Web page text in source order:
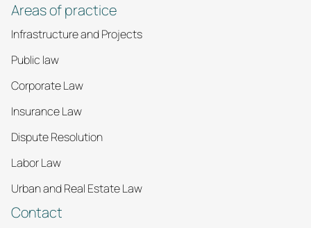
Areas of practice
Infrastructure and Projects
Public law
Corporate Law
Insurance Law
Dispute Resolution
Labor Law
Urban and Real Estate Law
Contact